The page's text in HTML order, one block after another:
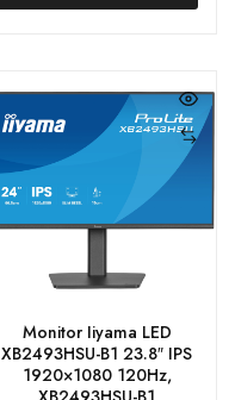
Monitor Iiyama LED
XB2493HSU-B1 23.8″ IPS
1920×1080 120Hz,